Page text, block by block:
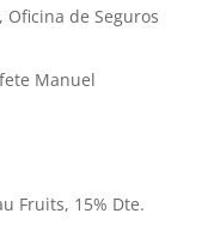
Oficina de Seguros
Manuel
Fruits, 15% Dte.